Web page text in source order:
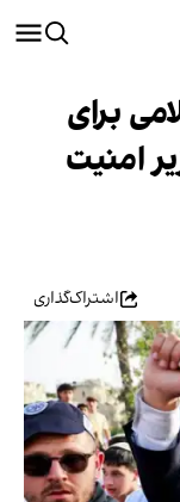
برای
ساله وزیر امنیت
اشتراک‌گذاری